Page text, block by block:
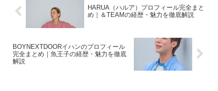
HARUA（ハルア）プロフィール完全まと
め｜＆TEAMの経歴・魅力を徹底解説
BOYNEXTDOORイハンのプロフィール
完全まとめ｜魚王子の経歴・魅力を徹底
解説